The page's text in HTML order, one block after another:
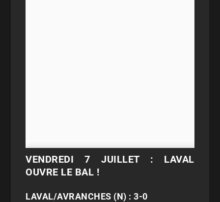
VENDREDI 7 JUILLET : LAVAL
OUVRE LE BAL !
LAVAL/AVRANCHES (N) : 3-0